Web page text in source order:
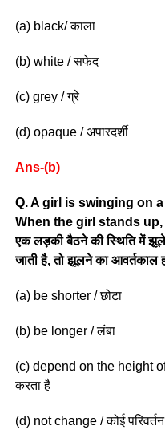
(a) black/ काला
(b) white / सफेद
(c) grey / ग्रे
(d) opaque / अपारदर्शी
Ans-(b)
Q. A girl is swinging on
When the girl stands
एक लड़की बैठने की स्थिति में
जाती है, तो झूलने का आवर्तकाल
(a) be shorter / छोटा
(b) be longer / लंबा
(c) depend on the height of
करता है
(d) not change / कोई परिवर्तन